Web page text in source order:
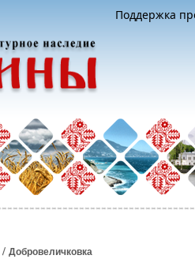
Поддержка
/ Добровеличковка